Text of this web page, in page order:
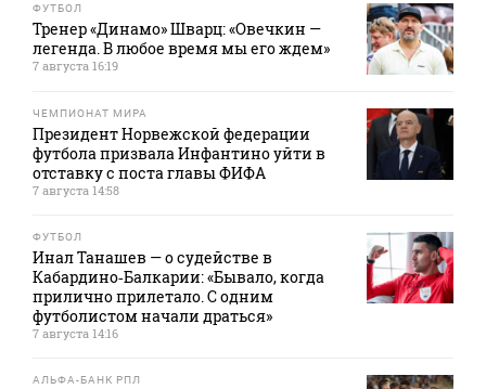
ФУТБОЛ
Тренер «Динамо» Шварц: «Овечкин —
легенда. В любое время мы его ждем»
7 августа 16:19
ЧЕМПИОНАТ МИРА
Президент Норвежской федерации
футбола призвала Инфантино уйти в
отставку с поста главы ФИФА
7 августа 14:58
ФУТБОЛ
Инал Танашев — о судействе в
Кабардино‑Балкарии: «Бывало, когда
прилично прилетало. С одним
футболистом начали драться»
7 августа 14:16
АЛЬФА-БАНК РПЛ